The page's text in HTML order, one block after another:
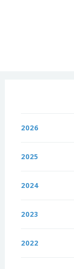
2026
2025
2024
2023
2022